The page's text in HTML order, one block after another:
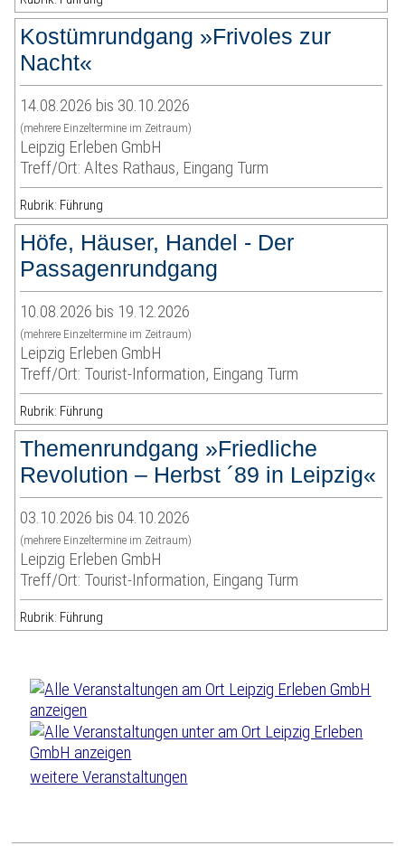
Kostümrundgang »Frivoles zur
Nacht«
14.08.2026 bis 30.10.2026
(mehrere Einzeltermine im Zeitraum)
Leipzig Erleben GmbH
Treff/Ort: Altes Rathaus, Eingang Turm
Rubrik: Führung
Höfe, Häuser, Handel - Der
Passagenrundgang
10.08.2026 bis 19.12.2026
(mehrere Einzeltermine im Zeitraum)
Leipzig Erleben GmbH
Treff/Ort: Tourist-Information, Eingang Turm
Rubrik: Führung
Themenrundgang »Friedliche
Revolution – Herbst ´89 in Leipzig«
03.10.2026 bis 04.10.2026
(mehrere Einzeltermine im Zeitraum)
Leipzig Erleben GmbH
Treff/Ort: Tourist-Information, Eingang Turm
Rubrik: Führung
weitere Veranstaltungen